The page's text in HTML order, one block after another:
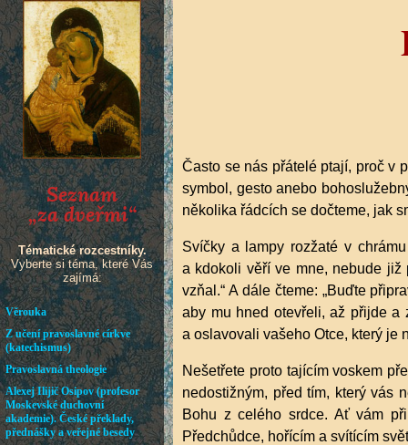
Často se nás přátelé ptají, proč v
symbol, gesto anebo
několika řádcích se dočteme, jak
Svíčky a lampy rozžaté v
a kdokoli věří ve mne, nebude již
vzňal.“ A dále čteme: „Buďte
aby mu hned otevřeli, až přijde a
a oslavovali vašeho Otce, který je
Nešetřete proto tajícím voskem
nedostižným, před tím, který vás
Bohu z celého srdce. Ať vám
Předchůdce, hořícím a svítícím